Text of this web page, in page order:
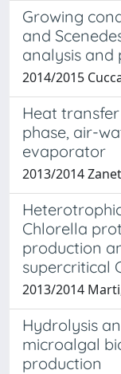
Growing
and
analysis and
2014/2015
Heat
phase, air-
evaporator
2013/2014
Chlorella
production
supercritical
2013/2014
Hydrolysis
microalgal
production